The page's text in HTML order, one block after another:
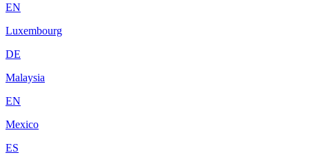
EN
Luxembourg
DE
Malaysia
EN
Mexico
ES